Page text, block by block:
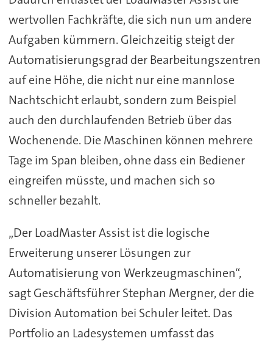
wertvollen Fachkräfte, die sich nun um andere
Aufgaben kümmern. Gleichzeitig steigt der
Automatisierungsgrad der Bearbeitungszentren
auf eine Höhe, die nicht nur eine mannlose
Nachtschicht erlaubt, sondern zum Beispiel
auch den durchlaufenden Betrieb über das
Wochenende. Die Maschinen können mehrere
Tage im Span bleiben, ohne dass ein Bediener
eingreifen müsste, und machen sich so
schneller bezahlt.
„Der LoadMaster Assist ist die logische
Erweiterung unserer Lösungen zur
Automatisierung von Werkzeugmaschinen“,
sagt Geschäftsführer Stephan Mergner, der die
Division Automation bei Schuler leitet. Das
Portfolio an Ladesystemen umfasst das